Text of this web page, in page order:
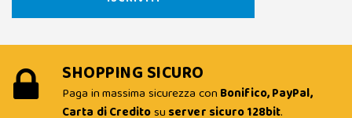
SHOPPING SICURO
Paga in massima sicurezza con Bonifico, PayPal,
Carta di Creditosu server sicuro 128bit.